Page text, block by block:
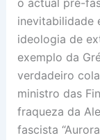
o actual pré-
inevitabilidade
ideologia de
exemplo da
verdadeiro
ministro das
fraqueza da
fascista